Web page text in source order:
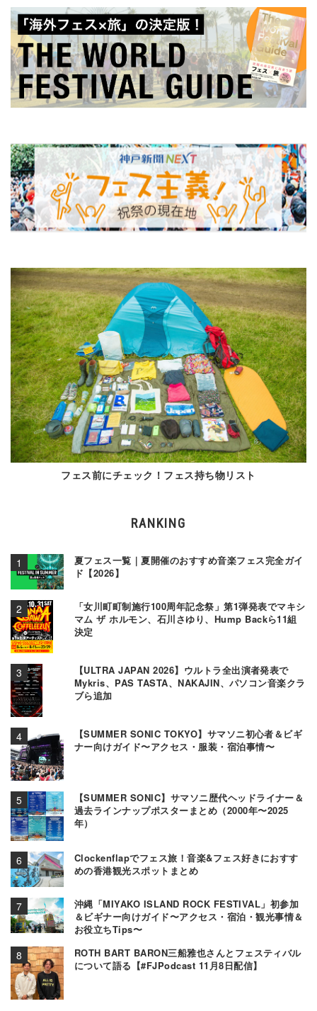
フェス前にチェック！フェス持ち物リスト
RANKING
夏フェス一覧｜夏開催のおすすめ音楽フェス完全ガイ
ド【2026】
「女川町町制施行100周年記念祭」第1弾発表でマキシ
マム ザ ホルモン、石川さゆり、Hump Backら11組
決定
【ULTRA JAPAN 2026】ウルトラ全出演者発表で
Mykris、PAS TASTA、NAKAJIN、パソコン音楽クラ
ブら追加
【SUMMER SONIC TOKYO】サマソニ初心者＆ビギ
ナー向けガイド〜アクセス・服装・宿泊事情〜
【SUMMER SONIC】サマソニ歴代ヘッドライナー＆
過去ラインナップポスターまとめ（2000年〜2025
年）
Clockenflapでフェス旅！音楽&フェス好きにおすす
めの香港観光スポットまとめ
沖縄「MIYAKO ISLAND ROCK FESTIVAL」初参加
＆ビギナー向けガイド〜アクセス・宿泊・観光事情＆
お役立ちTips〜
ROTH BART BARON三船雅也さんとフェスティバル
について語る【#FJPodcast 11月8日配信】